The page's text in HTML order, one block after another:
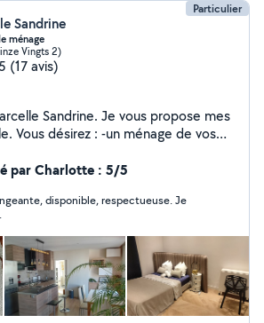
Particulier
Sandrine
ménage
Vingts 2)
(17 avis)
Sandrine. Je vous propose mes
Vous désirez : -un ménage de vos
-du
ou pour un proche, je suis là.
ravie de vous satisfaire. Merci
par Charlotte : 5/5
disponible, respectueuse. Je